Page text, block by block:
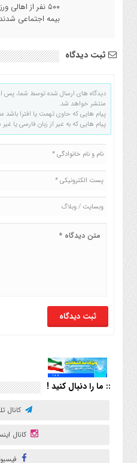
۵۰۰ نفر از
بیمه اجتماعی شدند
ثبت دیدگاه
دیدگاه های ارسال شده توسط شما، پس
منتشر خواهد شد.
پیام هایی که حاوی تهمت یا افترا باشد
پیام هایی که به غیر از زبان فارسی یا
:: ما را دنبال کنید !
کانال
کانال